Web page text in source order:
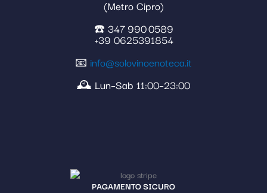
(Metro Cipro)
☎️ 347 990 0589
+39 0625391854
📧 info@solovinoenoteca.it
🕰️ Lun–Sab 11:00–23:00
PAGAMENTO SICURO